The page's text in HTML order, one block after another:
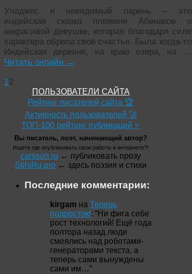
Учаджес и невидимый парень – это
индейская сказка племени Абенаков о
некрасивой девушке, которая благодаря силе
характера обрела своё счастье. Была когда-то
Индейская деревня, на краю озера, на …
Читать онлайн →
12
ПОЛЬЗОВАТЕЛИ САЙТА
Рейтинг писателей сайта 🏆
Активность пользователей 🚀
ТОП-100 рейтинг публикаций ⭐
Вы писатель, поэт, начинающий автор?
Ищете где опубликовать свои работы в интернете?!
carsson.ru ← публиковать прозу
StihiRu.pro ← здесь поэзия и стихи
Последние комментарии:
kirgam на Теперь
подросток!: “Ни фига себе
рост технологий! Ещё года
полтора назад люди
смеялись над роботами-
генераторами текста, а
теперь сами вынуждены
сами им…”